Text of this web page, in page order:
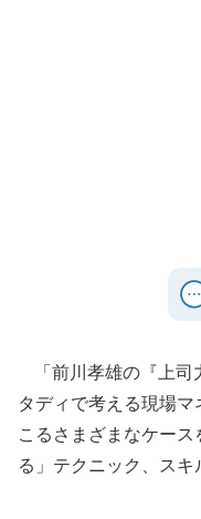
「前川孝雄の『上司
タディで考える現場
こるさまざまなケー
る」テクニック、スキ